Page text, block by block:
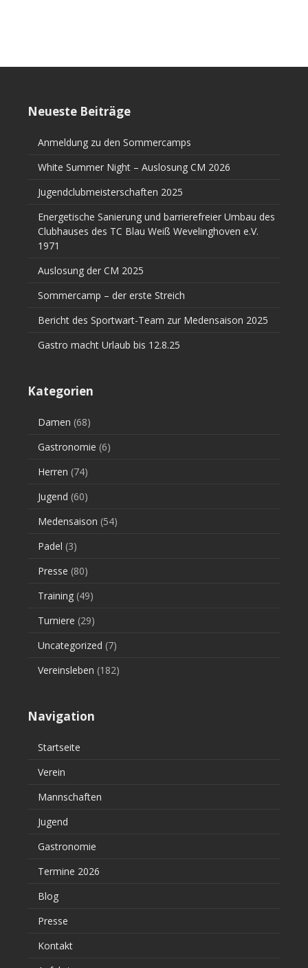
Neueste Beiträge
Anmeldung zu den Sommercamps
White Summer Night – Auslosung CM 2026
Jugendclubmeisterschaften 2025
Energetische Sanierung und barrierefreier Umbau des
Clubhauses des TC Blau Weiß Wevelinghoven e.V.
1971
Auslosung der CM 2025
Sommercamp – der erste Streich
Bericht des Sportwart-Team zur Medensaison 2025
Gastro macht Urlaub bis 12.8.25
Kategorien
Damen (68)
Gastronomie (6)
Herren (74)
Jugend (60)
Medensaison (54)
Padel (3)
Presse (80)
Training (49)
Turniere (29)
Uncategorized (7)
Vereinsleben (182)
Navigation
Startseite
Verein
Mannschaften
Jugend
Gastronomie
Termine 2026
Blog
Presse
Kontakt